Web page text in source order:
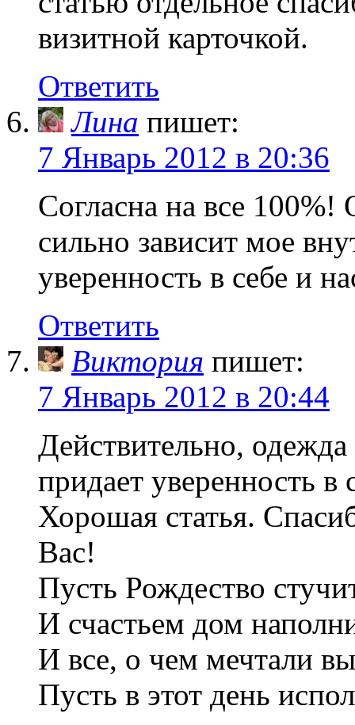
визитной карточкой.
Ответить
Лина пишет:
7 Январь 2012 в 20:36
Согласна на все 100%!
сильно зависит мое
уверенность в себе и
Ответить
Виктория пишет:
7 Январь 2012 в 20:44
Действительно, одежда
придает уверенность в
Хорошая статья.
Вас!
Пусть Рождество
И счастьем дом
И все, о чем мечтали
Пусть в этот день